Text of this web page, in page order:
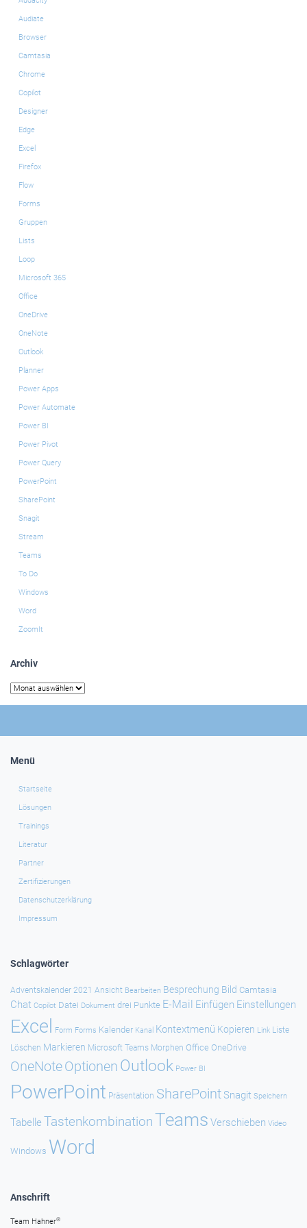
Audiate
Browser
Camtasia
Chrome
Copilot
Designer
Edge
Excel
Firefox
Flow
Forms
Gruppen
Lists
Loop
Microsoft 365
Office
OneDrive
OneNote
Outlook
Planner
Power Apps
Power Automate
Power BI
Power Pivot
Power Query
PowerPoint
SharePoint
Snagit
Stream
Teams
To Do
Windows
Word
ZoomIt
Archiv
Archiv
Menü
Startseite
Lösungen
Trainings
Literatur
Partner
Zertifizierungen
Datenschutzerklärung
Impressum
Schlagwörter
Adventskalender 2021 Ansicht Bearbeiten Besprechung Bild Camtasia
Chat Copilot Datei Dokument drei Punkte E-Mail Einfügen Einstellungen
Excel Form Forms Kalender Kanal Kontextmenü Kopieren Link Liste
Löschen Markieren Microsoft Teams Morphen Office OneDrive
OneNoteOptionen Outlook Power BI
PowerPoint Präsentation SharePointSnagit Speichern
Tabelle TastenkombinationTeams Verschieben Video
Windows Word
Anschrift
Team Hahner®